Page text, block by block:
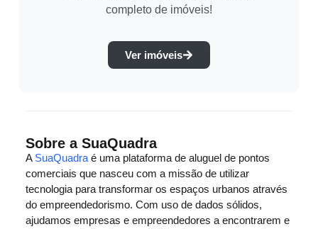
completo de imóveis!
Ver imóveis
Sobre a SuaQuadra
A SuaQuadra é uma plataforma de aluguel de pontos
comerciais que nasceu com a missão de utilizar
tecnologia para transformar os espaços urbanos através
do empreendedorismo. Com uso de dados sólidos,
ajudamos empresas e empreendedores a encontrarem e